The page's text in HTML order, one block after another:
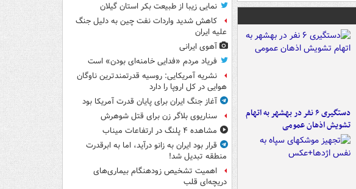
دستگیری ۶ نفر در بهشهر به اتهام
تشویش اذهان عمومی
نمایی زیبا از طبیعت بکر استان گیلان
کاهش شدید واردات نفت چین به دلیل جنگ
علیه ایران
آهوی ایرانی
فریاد مردم «فدایی خامنه‌ای بودن» است
نشریه آمریکایی: روسیه قدرتمندترین ناوگان
هوایی در کل اروپا را دارد
آغاز جنگ ایران برای پایان قدرت آمریکا بود
سناریوی بلاگر زن برای قتل شوهرش
مشاهده ۴ پلنگ در ارتفاعات میناب
قرار بود ایران به زانو درآید، اما به ابرقدرت
منطقه تبدیل شد!
اهمیت تشخیص زودهنگام بیماری‌های
دریچه‌ای قلب